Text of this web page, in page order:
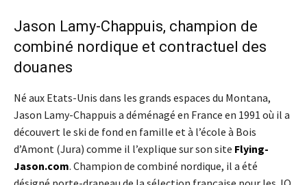
Jason Lamy-Chappuis, champion de
combiné nordique et contractuel des
douanes
Né aux Etats-Unis dans les grands espaces du Montana,
Jason Lamy-Chappuis a déménagé en France en 1991 où il a
découvert le ski de fond en famille et à l’école à Bois
d’Amont (Jura) comme il l’explique sur son site Flying-
Jason.com. Champion de combiné nordique, il a été